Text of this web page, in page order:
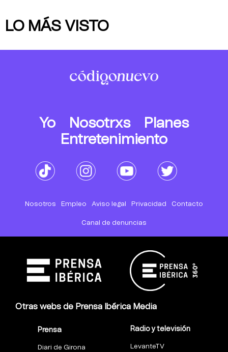
LO MÁS VISTO
Yo Nosotrxs
Planes
Entretenimiento
Nosotros Empleo Aviso legal Privacidad Contacto
Canal de denuncias
Otras webs de Prensa Ibérica Media
Prensa
Diari de Girona
Radio y televisión
LevanteTV